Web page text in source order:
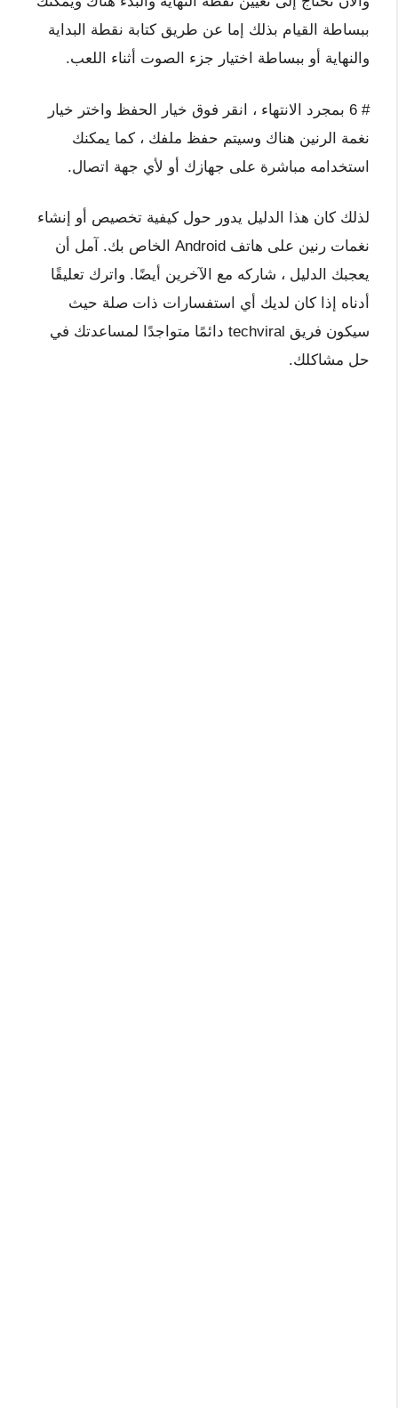
ببساطة القيام بذلك إما عن طريق كتابة نقطة البداية
والنهاية أو ببساطة اختيار جزء الصوت أثناء اللعب.
# 6 بمجرد الانتهاء ، انقر فوق خيار الحفظ واختر خيار
نغمة الرنين هناك وسيتم حفظ ملفك ، كما يمكنك
استخدامه مباشرة على جهازك أو لأي جهة اتصال.
لذلك كان هذا الدليل يدور حول كيفية تخصيص أو إنشاء
نغمات رنين على هاتف Android الخاص بك. آمل أن
يعجبك الدليل ، شاركه مع الآخرين أيضًا. واترك تعليقًا
أدناه إذا كان لديك أي استفسارات ذات صلة حيث
سيكون فريق techviral دائمًا متواجدًا لمساعدتك في
حل مشاكلك.